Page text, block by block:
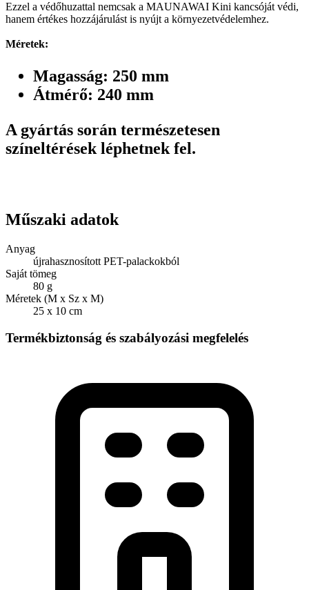
Ezzel a védőhuzattal nemcsak a MAUNAWAI Kini kancsóját védi,
hanem értékes hozzájárulást is nyújt a környezetvédelemhez.
Méretek:
Magasság: 250 mm
Átmérő: 240 mm
A gyártás során természetesen
színeltérések léphetnek fel.
Műszaki adatok
Anyag
újrahasznosított PET-palackokból
Saját tömeg
80 g
Méretek (M x Sz x M)
25 x 10 cm
Termékbiztonság és szabályozási megfelelés